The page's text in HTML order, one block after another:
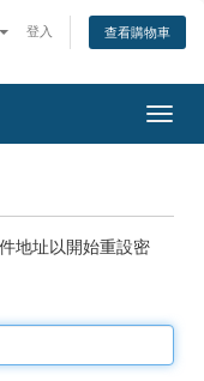
登入 查看購物車
切換
地址以開始重設密